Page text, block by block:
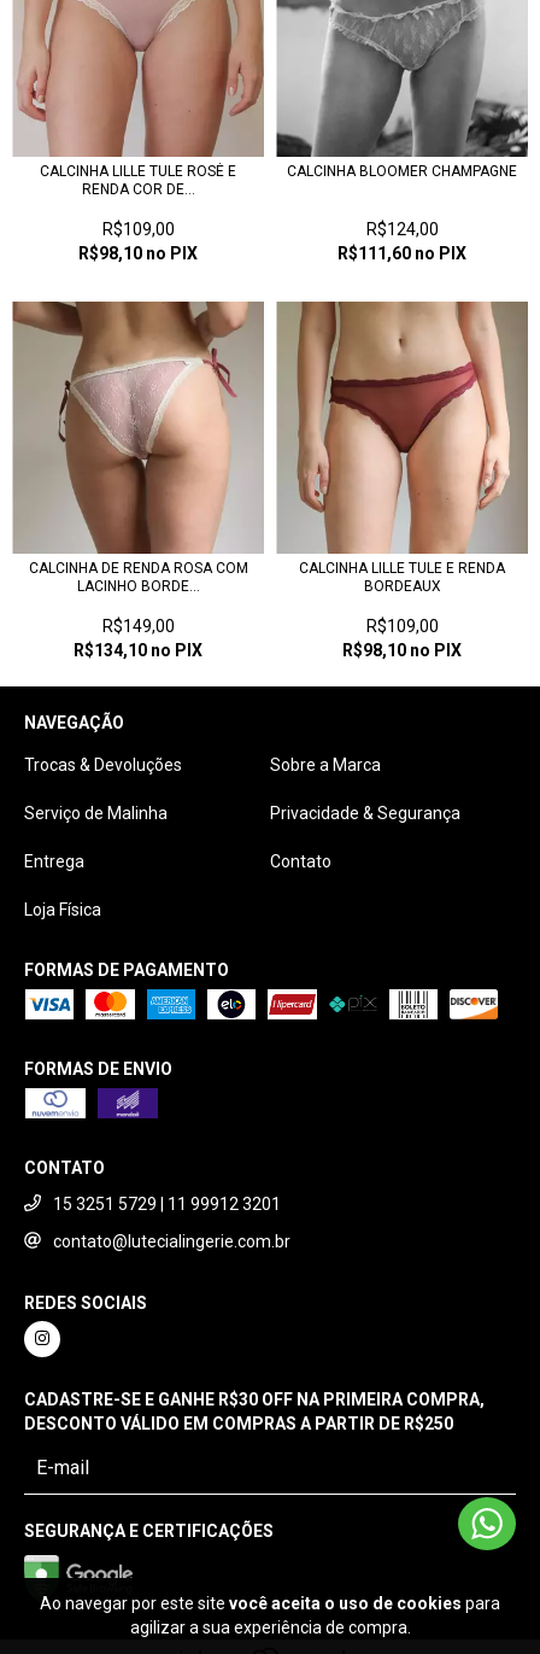
Ao navegar por este site você aceita o uso de cookies para
agilizar a sua experiência de compra.
CALCINHA LILLE TULE ROSÉ E
RENDA COR DE...
R$109,00
R$98,10 no PIX
CALCINHA BLOOMER CHAMPAGNE
R$124,00
R$111,60 no PIX
CALCINHA DE RENDA ROSA COM
LACINHO BORDE...
R$149,00
R$134,10 no PIX
CALCINHA LILLE TULE E RENDA
BORDEAUX
R$109,00
R$98,10 no PIX
NAVEGAÇÃO
Trocas & Devoluções Sobre a Marca
Serviço de Malinha Privacidade & Segurança
Entrega Contato
Loja Física
FORMAS DE PAGAMENTO
FORMAS DE ENVIO
CONTATO
15 3251 5729 | 11 99912 3201
contato@lutecialingerie.com.br
REDES SOCIAIS
CADASTRE-SE E GANHE R$30 OFF NA PRIMEIRA COMPRA,
DESCONTO VÁLIDO EM COMPRAS A PARTIR DE R$250
SEGURANÇA E CERTIFICAÇÕES